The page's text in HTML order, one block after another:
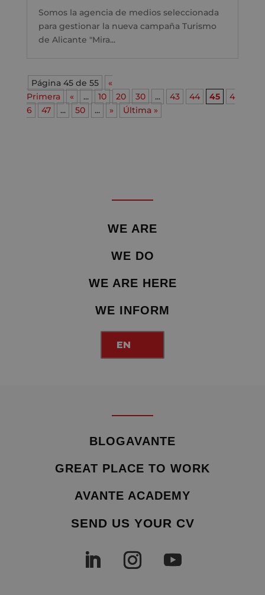
Somos la agencia de medios seleccionada
para gestionar la nueva campaña Turismo
de Alicante "Mira...
Página 45 de 55
«
Primera
« ... 10 20 30 ... 43 44 45
4
6
47 ... 50 ... » Última »
WE ARE
WE DO
WE ARE HERE
WE INFORM
EN
BLOGAVANTE
GREAT PLACE TO WORK
AVANTE ACADEMY
SEND US YOUR CV